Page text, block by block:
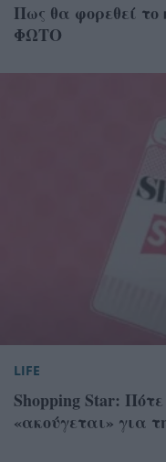
Πως θα φορεθεί
ΦΩΤΟ
LIFE
Shopping Star:
«ακούγεται» για